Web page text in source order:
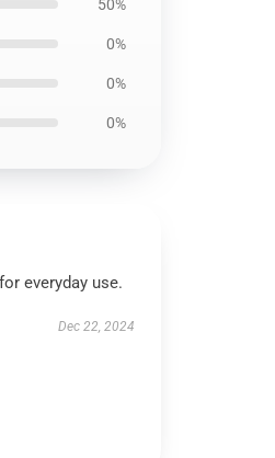
50%
0%
0%
0%
everyday use.
Dec 22, 2024